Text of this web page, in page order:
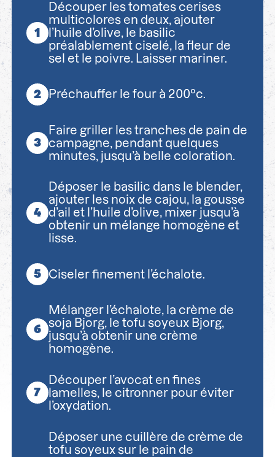
Découper les tomates cerises
multicolores en deux, ajouter
l’huile d’olive, le basilic
préalablement ciselé, la fleur de
sel et le poivre. Laisser mariner.
Préchauffer le four à 200°c.
Faire griller les tranches de pain de
campagne, pendant quelques
minutes, jusqu’à belle coloration.
Déposer le basilic dans le blender,
ajouter les noix de cajou, la gousse
d’ail et l’huile d’olive, mixer jusqu’à
obtenir un mélange homogène et
lisse.
Ciseler finement l’échalote.
Mélanger l’échalote, la crème de
soja Bjorg, le tofu soyeux Bjorg,
jusqu’à obtenir une crème
homogène.
Découper l’avocat en fines
lamelles, le citronner pour éviter
l’oxydation.
Déposer une cuillère de crème de
tofu soyeux sur le pain de